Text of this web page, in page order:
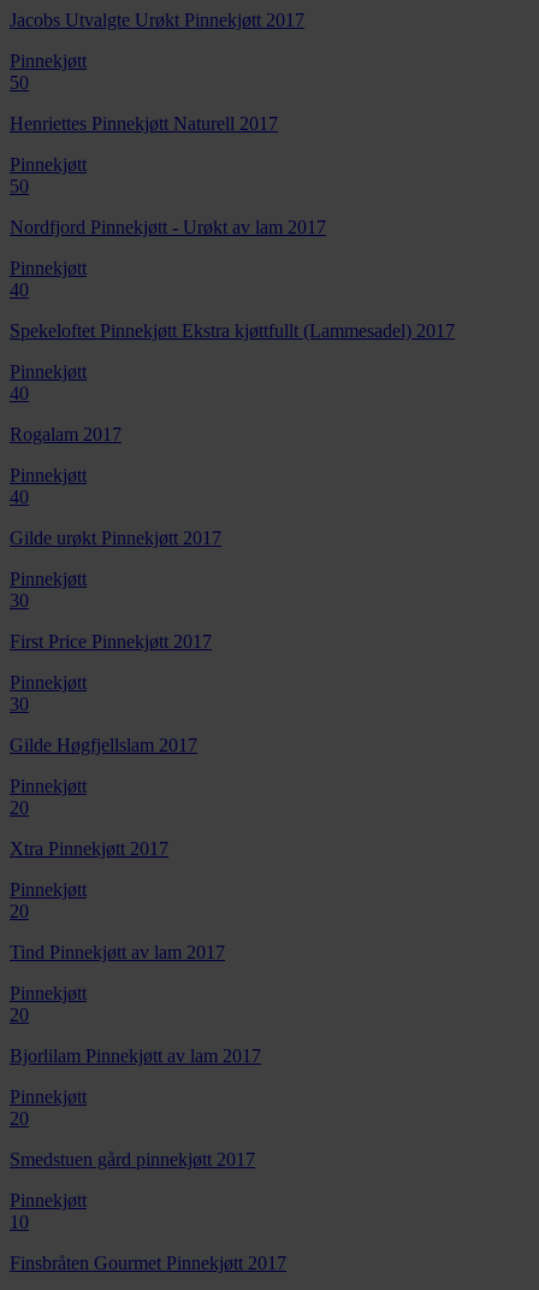
Jacobs Utvalgte Urøkt Pinnekjøtt 2017
Pinnekjøtt
50
Henriettes Pinnekjøtt Naturell 2017
Pinnekjøtt
50
Nordfjord Pinnekjøtt - Urøkt av lam 2017
Pinnekjøtt
40
Spekeloftet Pinnekjøtt Ekstra kjøttfullt (Lammesadel) 2017
Pinnekjøtt
40
Rogalam 2017
Pinnekjøtt
40
Gilde urøkt Pinnekjøtt 2017
Pinnekjøtt
30
First Price Pinnekjøtt 2017
Pinnekjøtt
30
Gilde Høgfjellslam 2017
Pinnekjøtt
20
Xtra Pinnekjøtt 2017
Pinnekjøtt
20
Tind Pinnekjøtt av lam 2017
Pinnekjøtt
20
Bjorlilam Pinnekjøtt av lam 2017
Pinnekjøtt
20
Smedstuen gård pinnekjøtt 2017
Pinnekjøtt
10
Finsbråten Gourmet Pinnekjøtt 2017